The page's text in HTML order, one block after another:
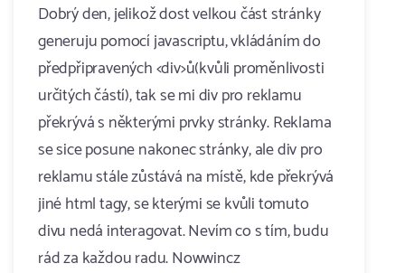
Dobrý den, jelikož dost velkou část stránky
generuju pomocí javascriptu, vkládáním do
předpřipravených <div>ů(kvůli proměnlivosti
určitých částí), tak se mi div pro reklamu
překrývá s některými prvky stránky. Reklama
se sice posune nakonec stránky, ale div pro
reklamu stále zůstává na místě, kde překrývá
jiné html tagy, se kterými se kvůli tomuto
divu nedá interagovat. Nevím co s tím, budu
rád za každou radu. Nowwincz